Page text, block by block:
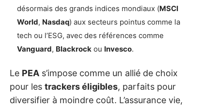
désormais des grands indices mondiaux (MSCI
World, Nasdaq) aux secteurs pointus comme la
tech ou l’ESG, avec des références comme
Vanguard, Blackrock ou Invesco.
Le PEA s’impose comme un allié de choix
pour les trackers éligibles, parfaits pour
diversifier à moindre coût. L’assurance vie,